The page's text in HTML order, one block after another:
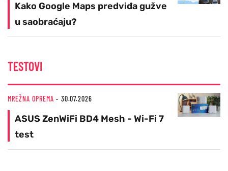
Kako Google Maps predviđa gužve
u saobraćaju?
TESTOVI
MREŽNA OPREMA 30.07.2026
ASUS ZenWiFi BD4 Mesh - Wi-Fi 7
test